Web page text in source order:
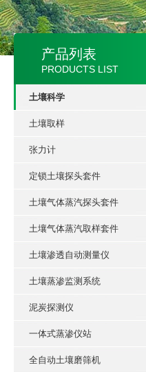
产品列表
PRODUCTS LIST
土壤科学
土壤取样
张力计
定锁土壤探头套件
土壤气体蒸汽探头套件
土壤气体蒸汽取样套件
土壤渗透自动测量仪
土壤蒸渗监测系统
泥炭探测仪
一体式蒸渗仪站
全自动土壤磨筛机